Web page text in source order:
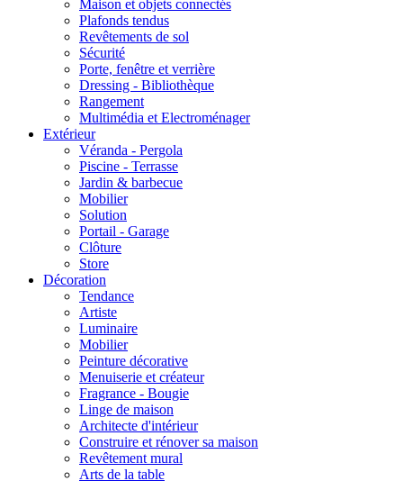
Maison et objets connectés
Plafonds tendus
Revêtements de sol
Sécurité
Porte, fenêtre et verrière
Dressing - Bibliothèque
Rangement
Multimédia et Electroménager
Extérieur
Véranda - Pergola
Piscine - Terrasse
Jardin & barbecue
Mobilier
Solution
Portail - Garage
Clôture
Store
Décoration
Tendance
Artiste
Luminaire
Mobilier
Peinture décorative
Menuiserie et créateur
Fragrance - Bougie
Linge de maison
Architecte d'intérieur
Construire et rénover sa maison
Revêtement mural
Arts de la table